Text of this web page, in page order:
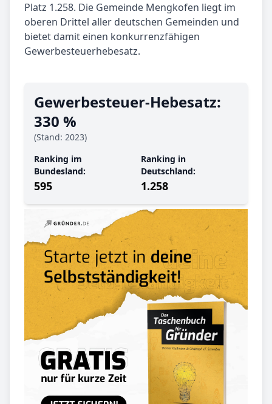
Platz 1.258. Die Gemeinde Mengkofen liegt im
oberen Drittel aller deutschen Gemeinden und
bietet damit einen konkurrenzfähigen
Gewerbesteuerhebesatz.
Gewerbe­steuer-Hebe­satz:
330 %
(Stand: 2023)
Ranking im
Bundesland:
595
Ranking in
Deutschland:
1.258